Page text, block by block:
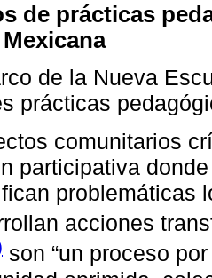
de prácticas
de la Nueva
prácticas
comunitarios
participativa
problemáticas
acciones
son “un proceso